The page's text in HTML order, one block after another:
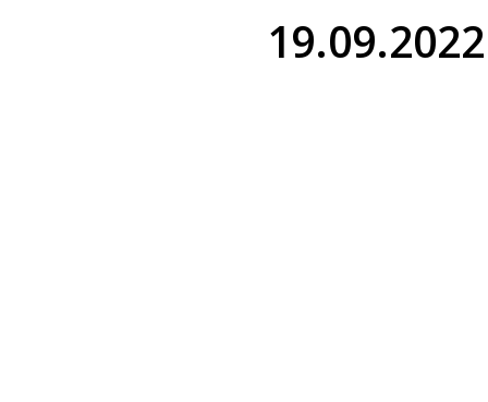
19.09.2022